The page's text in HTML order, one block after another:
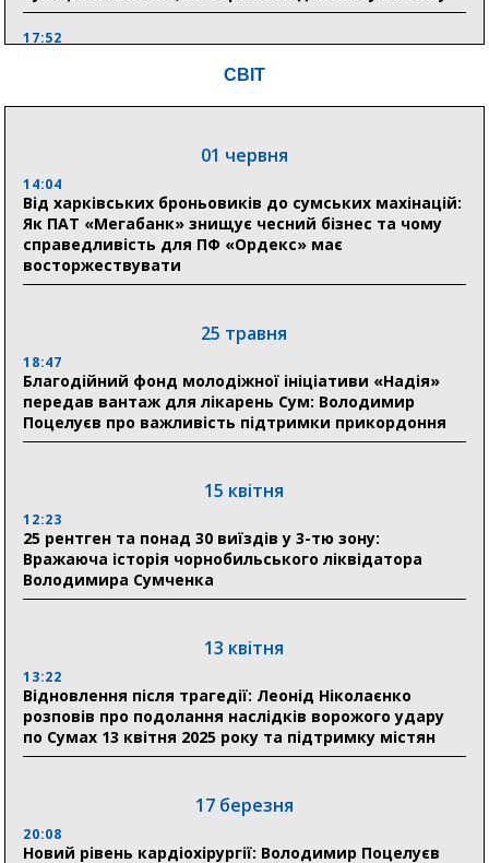
17:52
Пенсійному фонді Сумщини пояснили, що робити
Артем Кобзар вручив родинам 20 полеглих Героїв
відзнаки «Почесного громадянина міста Суми»
30 липня
18:33
Олексій Романько долучився до обговорення Плану
стійкості Сумщини з Прем’єр-міністром
18:11
отримали 12 потужних станцій для Пунктів обігріву
29 липня
18:13
Лікарня Святого Пантелеймона отримала нову
28 липня
19:07
Соціальні виплати без затримок: Пенсійний фонд
Сумщини профінансував 2,5 млрд грн у липні
атак: Ніколаєнко підбив підсумки ліквідації
СВІТ
01 червня
14:04
Від харківських броньовиків до сумських махінацій:
Як ПАТ «Мегабанк» знищує чесний бізнес та чому
справедливість для ПФ «Ордекс» має
восторжествувати
25 травня
18:47
Благодійний фонд молодіжної ініціативи «Надія»
передав вантаж для лікарень Сум: Володимир
Поцелуєв про важливість підтримки прикордоння
15 квітня
12:23
25 рентген та понад 30 виїздів у 3-тю зону:
Вражаюча історія чорнобильського ліквідатора
Володимира Сумченка
13 квітня
13:22
Відновлення після трагедії: Леонід Ніколаєнко
розповів про подолання наслідків ворожого удару
по Сумах 13 квітня 2025 року та підтримку містян
17 березня
20:08
Новий рівень кардіохірургії: Володимир Поцелуєв